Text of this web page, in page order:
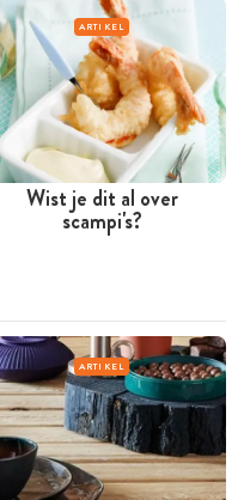
ARTIKEL
Wist je dit al over
scampi's?
ARTIKEL